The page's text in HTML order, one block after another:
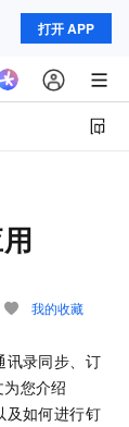
打开 APP
我的收藏
讯录同步、订
您介绍
及如何进行钉